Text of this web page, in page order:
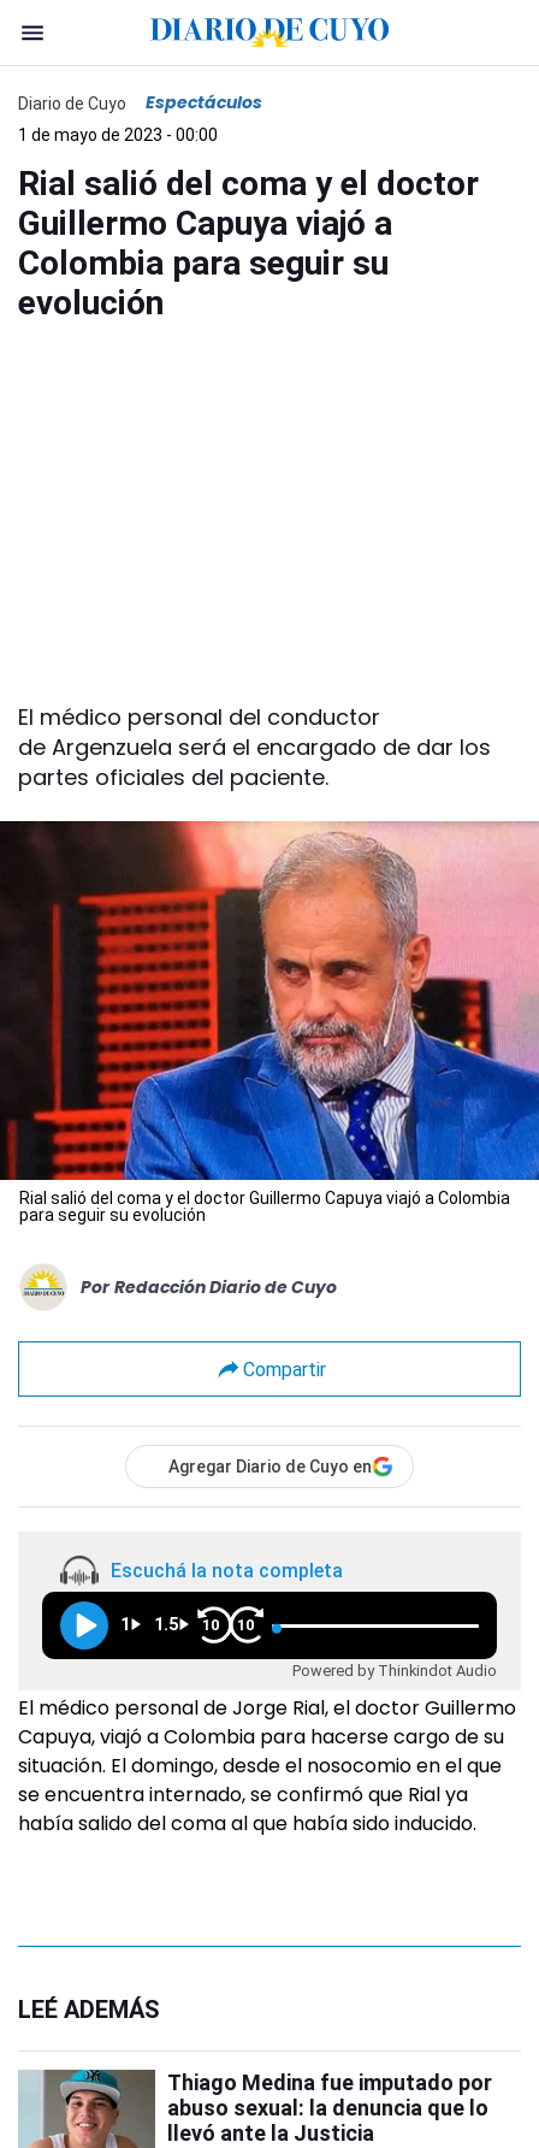
Diario de Cuyo Espectáculos
1 de mayo de 2023 - 00:00
Rial salió del coma y el doctor
Guillermo Capuya viajó a
Colombia para seguir su
evolución
El médico personal del conductor
de Argenzuela será el encargado de dar los
partes oficiales del paciente.
Rial salió del coma y el doctor Guillermo Capuya viajó a Colombia
para seguir su evolución
Por Redacción Diario de Cuyo
Compartir
Agregar Diario de Cuyo en
Escuchá la nota completa
1 1.5 10 10
Powered by Thinkindot Audio
El médico personal de Jorge Rial, el doctor Guillermo
Capuya, viajó a Colombia para hacerse cargo de su
situación. El domingo, desde el nosocomio en el que
se encuentra internado, se confirmó que Rial ya
había salido del coma al que había sido inducido.
LEÉ ADEMÁS
Thiago Medina fue imputado por
abuso sexual: la denuncia que lo
llevó ante la Justicia